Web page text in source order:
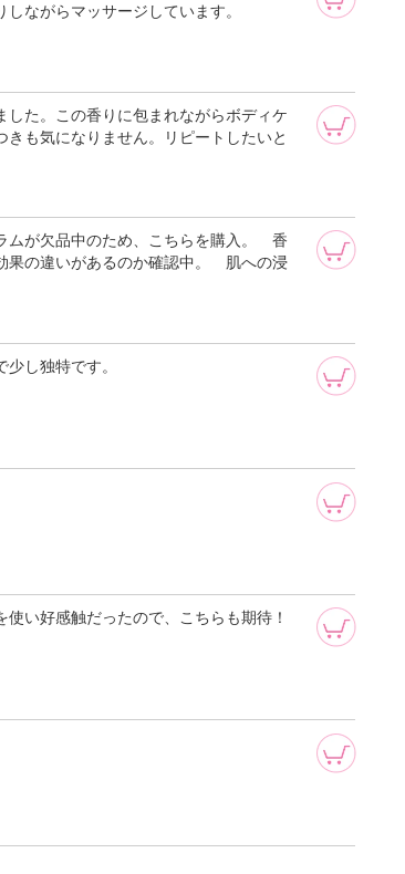
ながらマッサージしています。
した。この香りに包まれながらボディケ
も気になりません。リピートしたいと
ムが欠品中のため、こちらを購入。 香
果の違いがあるのか確認中。 肌への浸
し独特です。
い好感触だったので、こちらも期待！